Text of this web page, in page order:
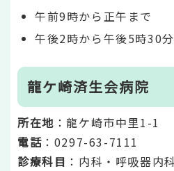
午前9時から正午まで
午後2時から午後5時30
龍ケ崎済生会病院
所在地 ：龍ケ崎市中里1-1
電話 ：0297-63-7111
診療科目 ：内科・呼吸器内